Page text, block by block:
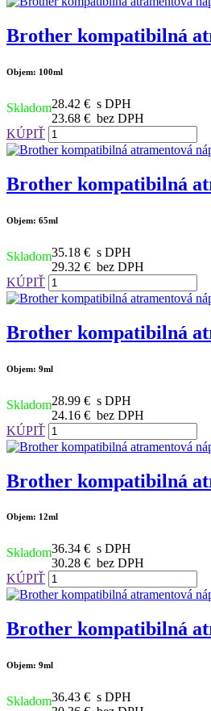
Brother kompatibilná
Objem: 100ml
Skladom28.42 € s DPH
23.68 € bez DPH
KÚPIŤ
Brother kompatibilná
Objem: 65ml
Skladom35.18 € s DPH
29.32 € bez DPH
KÚPIŤ
Brother kompatibilná
Objem: 9ml
Skladom28.99 € s DPH
24.16 € bez DPH
KÚPIŤ
Brother kompatibilná
Objem: 12ml
Skladom36.34 € s DPH
30.28 € bez DPH
KÚPIŤ
Brother kompatibilná
Objem: 9ml
Skladom36.43 € s DPH